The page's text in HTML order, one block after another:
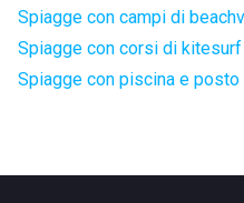
Spiagge con campi di
Spiagge con corsi di
Spiagge con piscina e posto